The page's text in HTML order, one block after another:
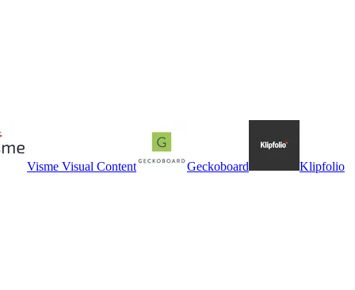
Visme Visual Content Geckoboard Klipfolio